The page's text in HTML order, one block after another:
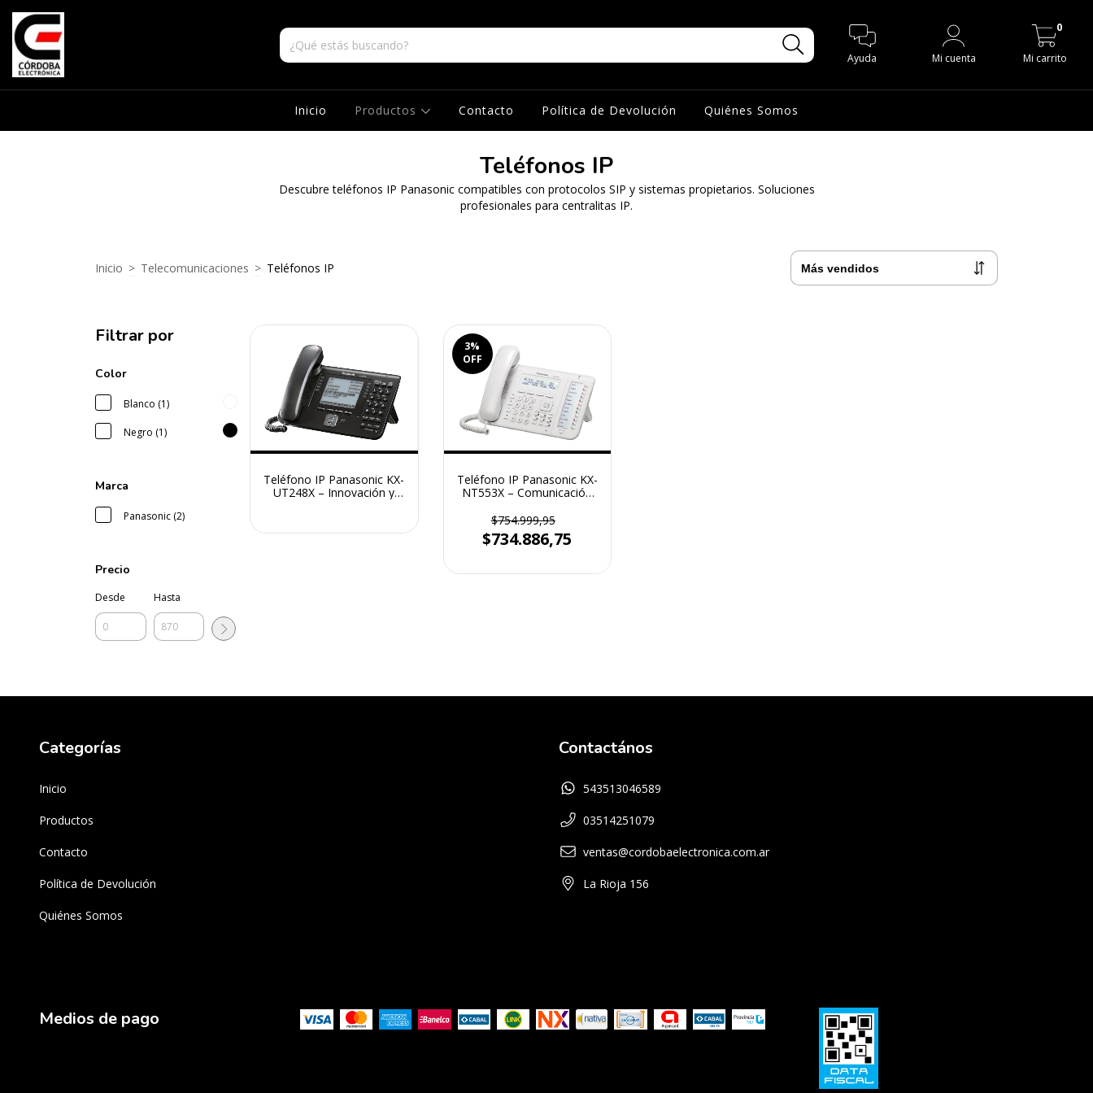
Ayuda Mi cuenta Mi carrito
0
Inicio Productos Contacto Política de Devolución Quiénes Somos
Teléfonos IP
Descubre teléfonos IP Panasonic compatibles con protocolos SIP y sistemas propietarios. Soluciones
profesionales para centralitas IP.
Inicio > Telecomunicaciones > Teléfonos IP
Filtrar por
Color
Blanco (1)
Negro (1)
Marca
Panasonic (2)
Precio
Desde Hasta
Teléfono IP Panasonic KX-
UT248X – Innovación y
3%
OFF
Teléfono IP Panasonic KX-
NT553X – Comunicación
$754.999,95
$734.886,75
Categorías
Inicio
Productos
Contacto
Política de Devolución
Quiénes Somos
Contactános
543513046589
03514251079
ventas@cordobaelectronica.com.ar
La Rioja 156
Medios de pago